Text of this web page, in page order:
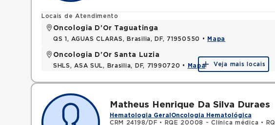
Locais de Atendimento
Oncologia D'Or Taguatinga
QS 1, AGUAS CLARAS, Brasilia, DF, 71950550 • Mapa
Oncologia D'Or Santa Luzia
SHLS, ASA SUL, Brasilia, DF, 71990720 • Mapa Veja mais locais
Matheus Henrique Da Silva Duraes
Hematologia Geral Oncologia Hematológica
CRM 24198/DF • RQE 20008 - Clínica médica • RQE